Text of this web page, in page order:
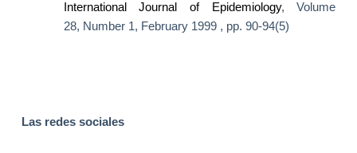
International Journal of Epidemiology, Volume
28, Number 1, February 1999 , pp. 90-94(5)
Las redes sociales